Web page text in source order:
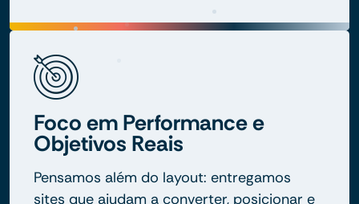
Foco em Performance e
Objetivos Reais
Pensamos além do layout: entregamos
sites que ajudam a converter, posicionar e